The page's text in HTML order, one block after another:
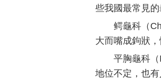
些我國最常見的
鳄龜科（
大而嘴成鉤狀
平胸龜科
地位不定，也